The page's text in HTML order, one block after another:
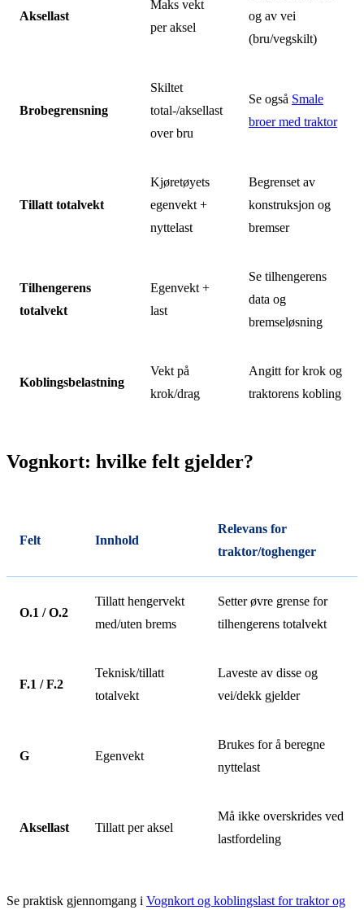
Aksellast
Maks vekt
per aksel
og av vei
(bru/vegskilt)
Brobegrensning
Skiltet
total-/aksellast
over bru
Se også Smale
broer med traktor
Tillatt totalvekt
Kjøretøyets
egenvekt +
nyttelast
Begrenset av
konstruksjon og
bremser
Tilhengerens
totalvekt
Egenvekt +
last
Se tilhengerens
data og
bremseløsning
Koblingsbelastning
Vekt på
krok/drag
Angitt for krok og
traktorens kobling
Vognkort: hvilke felt gjelder?
Felt Innhold
Relevans for
traktor/toghenger
O.1 / O.2
Tillatt hengervekt
med/uten brems
Setter øvre grense for
tilhengerens totalvekt
F.1 / F.2
Teknisk/tillatt
totalvekt
Laveste av disse og
vei/dekk gjelder
G Egenvekt
Brukes for å beregne
nyttelast
Aksellast Tillatt per aksel
Må ikke overskrides ved
lastfordeling
Se praktisk gjennomgang i Vognkort og koblingslast for traktor og